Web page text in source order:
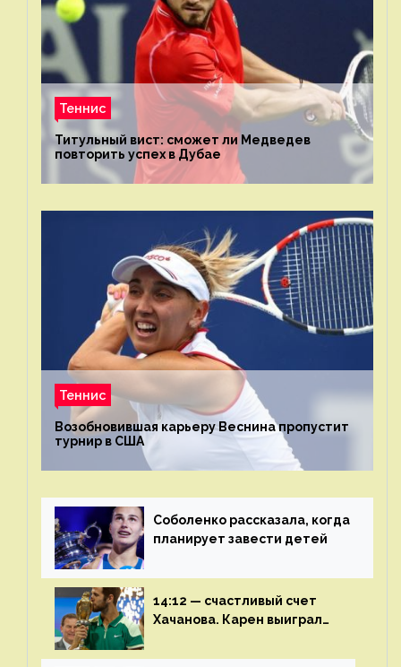
Теннис
Титульный вист: сможет ли Медведев
повторить успех в Дубае
Теннис
Возобновившая карьеру Веснина пропустит
турнир в США
Соболенко рассказала, когда
планирует завести детей
14:12 — счастливый счет
Хачанова. Карен выиграл